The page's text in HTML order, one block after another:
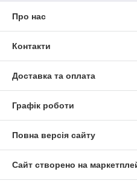
Про нас
Контакти
Доставка та оплата
Графік роботи
Повна версія сайту
Сайт створено на